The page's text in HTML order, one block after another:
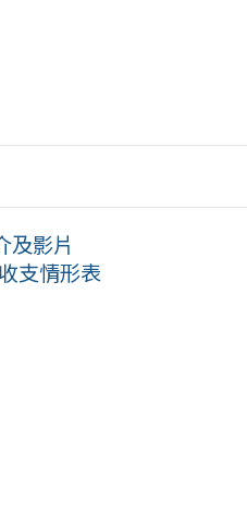
及影片
支情形表